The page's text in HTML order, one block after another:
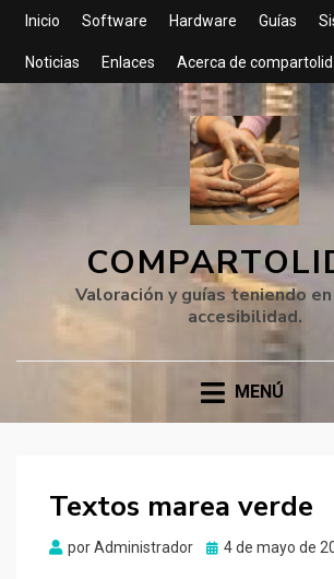
Inicio Software Hardware Guías
Noticias Enlaces Acerca de
Valoración y guías teniendo
accesibilidad.
MENÚ
Textos marea verde
porAdministrador
Publicado
4 de mayo de